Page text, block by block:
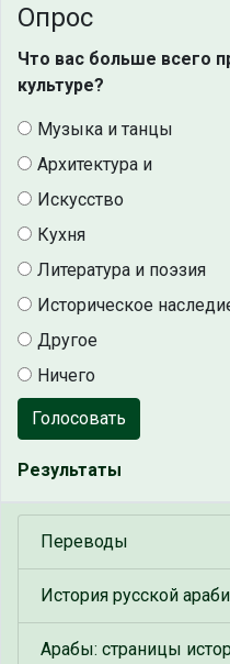
Опрос
Что вас больше всего
культуре?
Музыка и танцы
Архитектура и
Искусство
Кухня
Литература и поэзия
Историческое
Другое
Ничего
Голосовать
Результаты
Переводы
История русской
Арабы: страницы